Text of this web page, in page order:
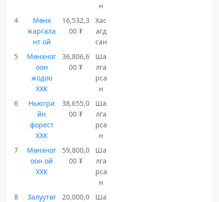
н
4
Мөнх
жаргала
нт ой
16,532,3
00 ₮
Хас
агд
сан
5
Мөнхног
оон
жодоо
ХХК
36,806,6
00 ₮
Ша
лга
рса
н
6
Ньюгри
йн
форест
ХХК
38,655,0
00 ₮
Ша
лга
рса
н
7
Мөнхног
оон ой
ХХК
59,800,0
00 ₮
Ша
лга
рса
н
8
Залуутөг
20,000,0
Ша